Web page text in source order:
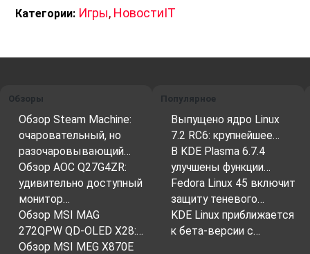
Категории: Игры, НовостиIT
Обзоры
Обзор Steam Machine:
очаровательный, но
разочаровывающий…
Обзор AOC Q27G4ZR:
удивительно доступный
монитор…
Обзор MSI MAG
272QPW QD-OLED X28:…
Обзор MSI MEG X870E
Популярное
Выпущено ядро Linux
7.2 RC6: крупнейшее…
В KDE Plasma 6.7.4
улучшены функции…
Fedora Linux 45 включит
защиту теневого…
KDE Linux приближается
к бета-версии с…